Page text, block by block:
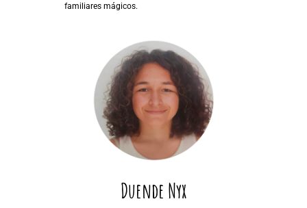
familiares mágicos.
Duende Nyx